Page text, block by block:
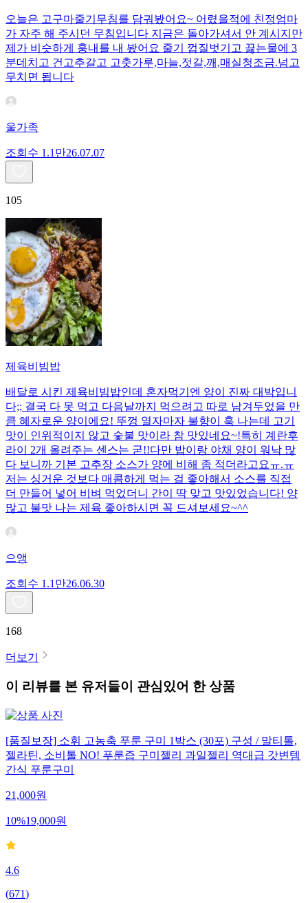
오늘은 고구마줄기무침를 담궈봤어요~ 어렸을적에 친정엄마
가 자주 해 주시던 무침입니다 지금은 돌아가셔서 안 계시지만
제가 비슷하게 훙내를 내 봤어요 줄기 껍질벗기고 끓는물에 3
분데치고 건고추갈고 고춧가루,마늘,젓갈,깨,매실청조금.넘고
무치면 됩니다
울가족
조회수 1.1만26.07.07
105
제육비빔밥
배달로 시킨 제육비빔밥인데 혼자먹기엔 양이 진짜 대박입니
다;; 결국 다 못 먹고 다음날까지 먹으려고 따로 남겨두었을 만
큼 혜자로운 양이에요! 뚜껑 열자마자 불향이 훅 나는데 고기
맛이 인위적이지 않고 숯불 맛이라 참 맛있네요~!특히 계란후
라이 2개 올려주는 센스는 굳!! ​다만 밥이랑 야채 양이 워낙 많
다 보니까 기본 고추장 소스가 양에 비해 좀 적더라고요ㅠ.ㅠ
저는 싱거운 것보다 매콤하게 먹는 걸 좋아해서 소스를 직접
더 만들어 넣어 비벼 먹었더니 간이 딱 맞고 맛있었습니다! 양
많고 불맛 나는 제육 좋아하시면 꼭 드셔보세요~^^
으앵
조회수 1.1만26.06.30
168
더보기
이 리뷰를 본 유저들이 관심있어 한 상품
[품질보장] 소휘 고농축 푸룬 구미 1박스 (30포) 구성 / 말티톨,
젤라틴, 소비톨 NO! 푸룬즙 구미젤리 과일젤리 역대급 갓변템
간식 푸룬구미
21,000원
10%19,000원
4.6
(671)